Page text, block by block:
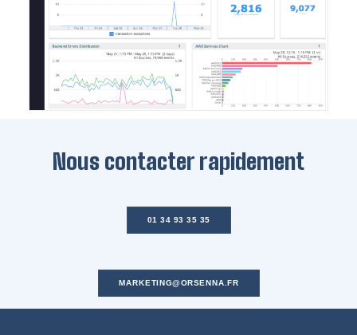
Nous contacter rapidement
01 34 93 35 35
MARKETING@ORSENNA.FR